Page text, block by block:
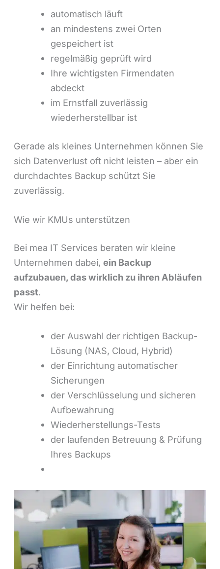
automatisch läuft
an mindestens zwei Orten
gespeichert ist
regelmäßig geprüft wird
Ihre wichtigsten Firmendaten
abdeckt
im Ernstfall zuverlässig
wiederherstellbar ist
Gerade als kleines Unternehmen können Sie
sich Datenverlust oft nicht leisten – aber ein
durchdachtes Backup schützt Sie
zuverlässig.
Wie wir KMUs unterstützen
Bei mea IT Services beraten wir kleine
Unternehmen dabei,ein Backup
aufzubauen, das wirklich zu ihren Abläufen
passt.
Wir helfen bei:
der Auswahl der richtigen Backup-
Lösung (NAS, Cloud, Hybrid)
der Einrichtung automatischer
Sicherungen
der Verschlüsselung und sicheren
Aufbewahrung
Wiederherstellungs-Tests
der laufenden Betreuung & Prüfung
Ihres Backups